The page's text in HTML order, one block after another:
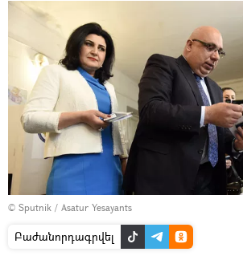
© Sputnik / Asatur Yesayants
Բաժանորդագրվել